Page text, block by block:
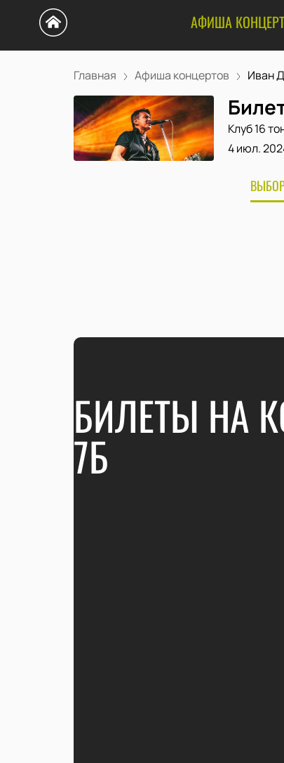
АФИША
Главная Афиша концертов Иван
Клуб 16
4 июл.
БИЛЕТЫ НА
7Б